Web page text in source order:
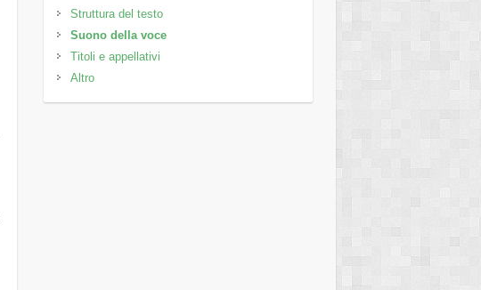
Struttura del testo
Suono della voce
Titoli e appellativi
Altro